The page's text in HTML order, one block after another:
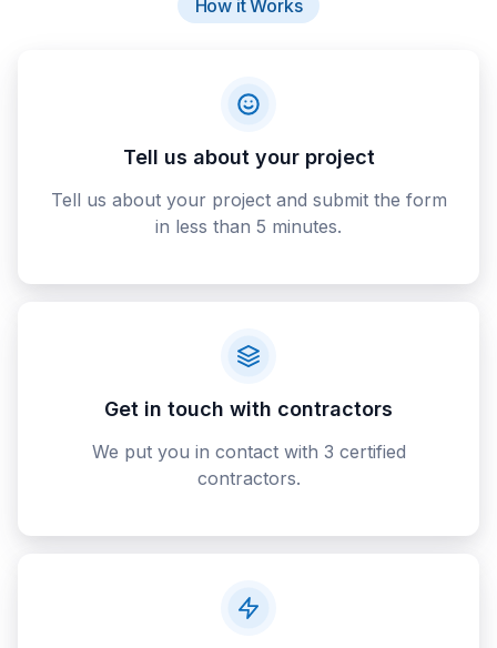
How it Works
Tell us about your project
Tell us about your project and submit the form
in less than 5 minutes.
Get in touch with contractors
We put you in contact with 3 certified
contractors.